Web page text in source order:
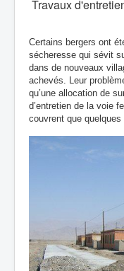
Travaux
Certains bergers ont
sécheresse qui sévit
dans de nouveaux
achevés. Leur
qu’une allocation de
d’entretien de la voie
couvrent que